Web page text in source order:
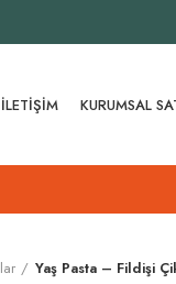
İLETIŞIM KURUMSAL
Yaş Pasta – Fildişi